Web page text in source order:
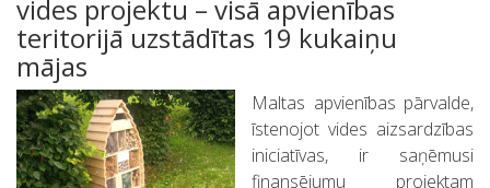
vides projektu – visā apvienības
teritorijā uzstādītas 19 kukaiņu
mājas
Maltas apvienības pārvalde,
īstenojot vides aizsardzības
iniciatīvas, ir saņēmusi
finansējumu projektam